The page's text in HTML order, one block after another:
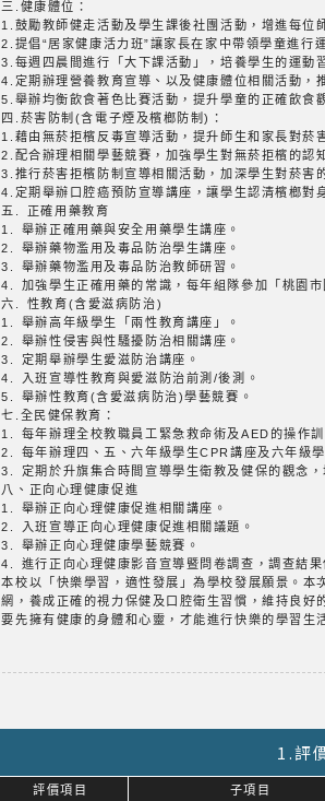
三.健康體位：
1.鼓勵教師健走活動及學生課後社團活動，增進每位
2.提倡“居家健康活力班”讓家長在家中帶領學童進行
3.每週四晨間進行「大下課活動」，培養學生的運動
4.定期辦理營養教育宣導、以及健康體位相關活動，
四.菸害防制(含電子煙及檳榔防制)：
1.藉由無菸拒檳反毒宣導活動，提升師生和家長對菸
2.配合辦理相關學藝競賽，加強學生對無菸拒檳的認
3.推行菸害拒檳防制宣導相關活動，加深學生對菸害
4.定期舉辦口腔癌預防宣導講座，讓學生認清檳榔對
五. 正確用藥教育
1. 舉辦正確用藥與安全用藥學生講座。
2. 舉辦藥物濫用及毒品防治學生講座。
3. 舉辦藥物濫用及毒品防治教師研習。
4. 加強學生正確用藥的常識，每年組隊參加「桃園
六. 性教育(含愛滋病防治)
1. 舉辦高年級學生「兩性教育講座」。
2. 舉辦性侵害與性騷擾防治相關講座。
3. 定期舉辦學生愛滋防治講座。
4. 入班宣導性教育與愛滋防治前測/後測。
5. 舉辦性教育(含愛滋病防治)學藝競賽。
七.全民健保教育：
1. 每年辦理全校教職員工緊急救命術及AED的操作
2. 每年辦理四、五、六年級學生CPR講座及六年級
3. 定期於升旗集合時間宣導學生衛教及健保的觀念
八、正向心理健康促進
1. 舉辦正向心理健康促進相關講座。
2. 入班宣導正向心理健康促進相關議題。
3. 舉辦正向心理健康學藝競賽。
4. 進行正向心理健康影音宣導暨問卷調查，調查結
本校以「快樂學習，適性發展」為學校發展願景。
網，養成正確的視力保健及口腔衛生習慣，維持良
要先擁有健康的身體和心靈，才能進行快樂的學習生
1.評
評價項目 子項目